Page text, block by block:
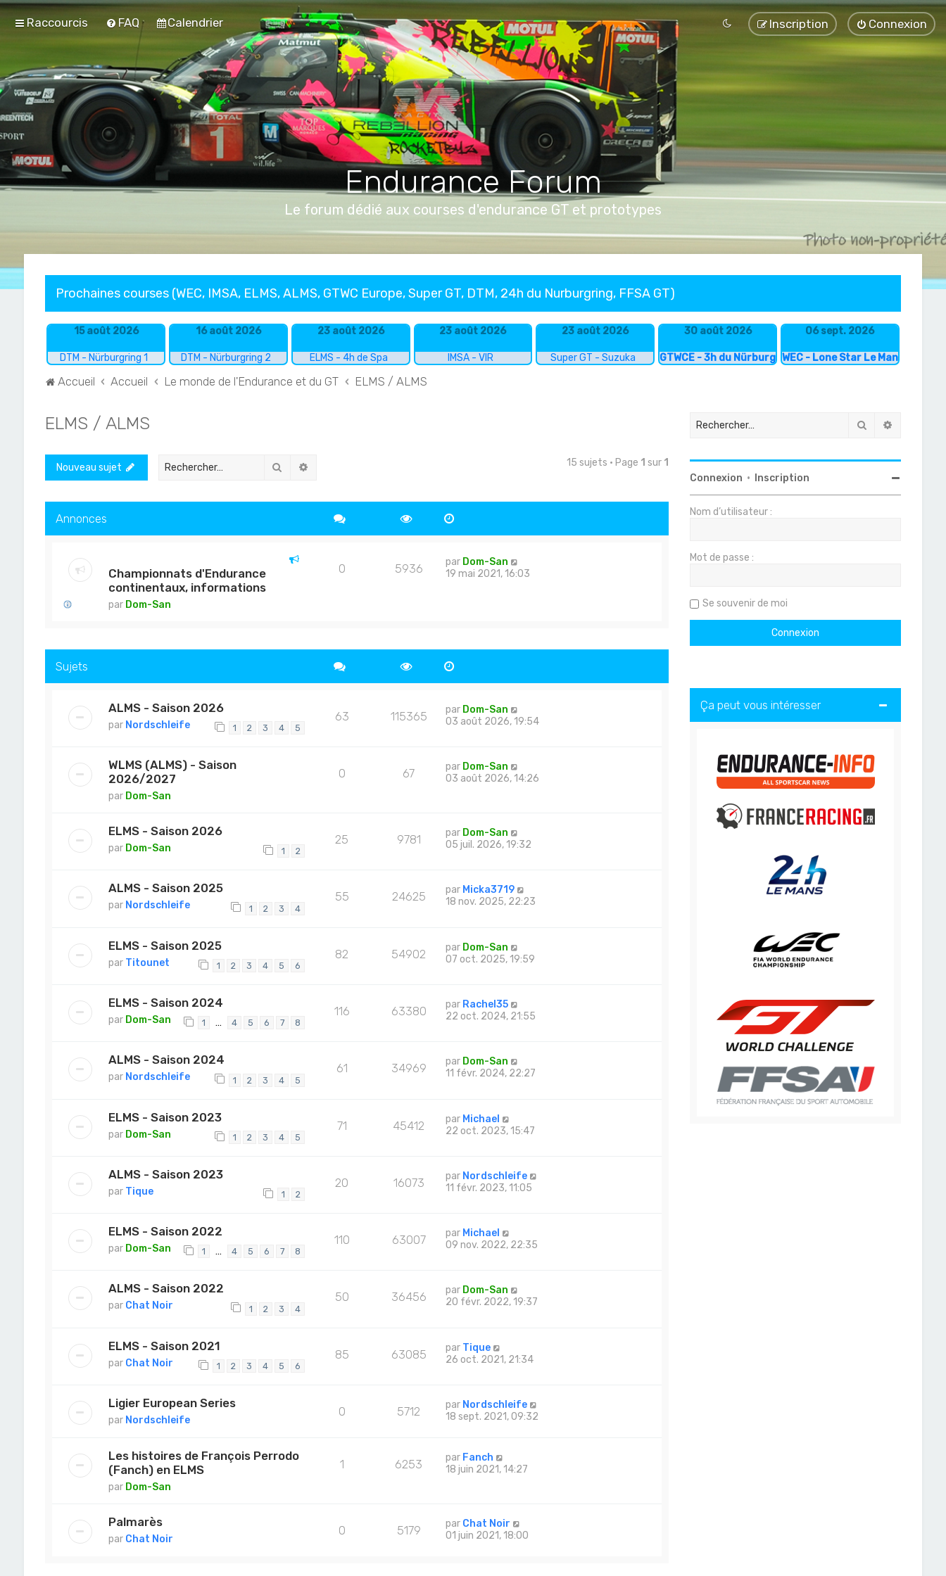
Raccourcis FAQ Calendrier Connexion
Inscription
Endurance Forum
Le forum dédié aux courses d'endurance GT et prototypes
Prochaines courses (WEC, IMSA, ELMS, ALMS, GTWC Europe, Super GT, DTM, 24h du Nurburgring, FFSA GT)
15 août 2026
DTM - Nürburgring 1
16 août 2026
DTM - Nürburgring 2
23 août 2026
ELMS - 4h de Spa
23 août 2026
IMSA - VIR
23 août 2026
Super GT - Suzuka
30 août 2026
GTWCE - 3h du Nürburgring
06 sept. 2026
WEC - Lone Star Le Mans
Accueil Accueil Le monde de l'Endurance et du GT ELMS / ALMS
ELMS / ALMS
Nouveau sujet Rechercher 15 sujets • Page 1 sur 1
Annonces
Championnats d'Endurance
continentaux, informations
par Dom-San
0 5936 par Dom-San
19 mai 2021, 16:03
Sujets
ALMS - Saison 2026
par Nordschleife 1 2 3 4 5
63 115365 par Dom-San
03 août 2026, 19:54
WLMS (ALMS) - Saison
2026/2027
par Dom-San
0 67 par Dom-San
03 août 2026, 14:26
ELMS - Saison 2026
par Dom-San 1 2
25 9781 par Dom-San
05 juil. 2026, 19:32
ALMS - Saison 2025
par Nordschleife 1 2 3 4
55 24625 par Micka3719
18 nov. 2025, 22:23
ELMS - Saison 2025
par Titounet 1 2 3 4 5 6
82 54902 par Dom-San
07 oct. 2025, 19:59
ELMS - Saison 2024
par Dom-San 1 … 4 5 6 7 8
116 63380 par Rachel35
22 oct. 2024, 21:55
ALMS - Saison 2024
par Nordschleife 1 2 3 4 5
61 34969 par Dom-San
11 févr. 2024, 22:27
ELMS - Saison 2023
par Dom-San 1 2 3 4 5
71 45412 par Michael
22 oct. 2023, 15:47
ALMS - Saison 2023
par Tique 1 2
20 16073 par Nordschleife
11 févr. 2023, 11:05
ELMS - Saison 2022
par Dom-San 1 … 4 5 6 7 8
110 63007 par Michael
09 nov. 2022, 22:35
ALMS - Saison 2022
par Chat Noir 1 2 3 4
50 36456 par Dom-San
20 févr. 2022, 19:37
ELMS - Saison 2021
par Chat Noir 1 2 3 4 5 6
85 63085 par Tique
26 oct. 2021, 21:34
Ligier European Series
par Nordschleife
0 5712 par Nordschleife
18 sept. 2021, 09:32
Les histoires de François Perrodo
(Fanch) en ELMS
par Dom-San
1 6253 par Fanch
18 juin 2021, 14:27
Palmarès
par Chat Noir
0 5179 par Chat Noir
01 juin 2021, 18:00
Rechercher
Connexion • Inscription
Nom d’utilisateur :
Mot de passe :
Se souvenir de moi
Ça peut vous intéresser